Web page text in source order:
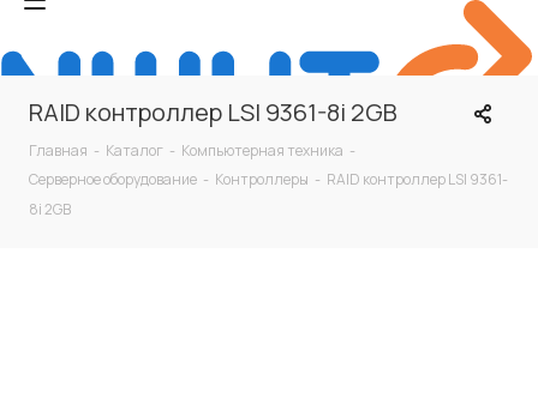
RAID контроллер LSI 9361-8i 2GB
Главная - Каталог - Компьютерная техника -
Серверное оборудование - Контроллеры - RAID контроллер LSI 9361-
8i 2GB